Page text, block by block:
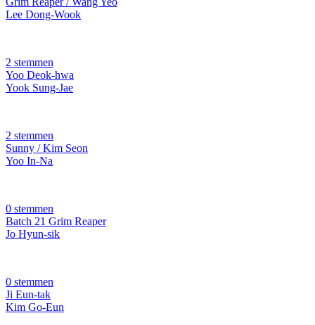
Lee Dong-Wook
2 stemmen
Yoo Deok-hwa
Yook Sung-Jae
2 stemmen
Sunny / Kim Seon
Yoo In-Na
0 stemmen
Batch 21 Grim Reaper
Jo Hyun-sik
0 stemmen
Ji Eun-tak
Kim Go-Eun